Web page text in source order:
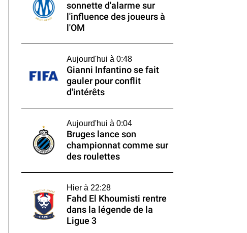
sonnette d'alarme sur
l'influence des joueurs à
l'OM
Aujourd'hui à 0:48
Gianni Infantino se fait
gauler pour conflit
d'intérêts
Aujourd'hui à 0:04
Bruges lance son
championnat comme sur
des roulettes
Hier à 22:28
Fahd El Khoumisti rentre
dans la légende de la
Ligue 3